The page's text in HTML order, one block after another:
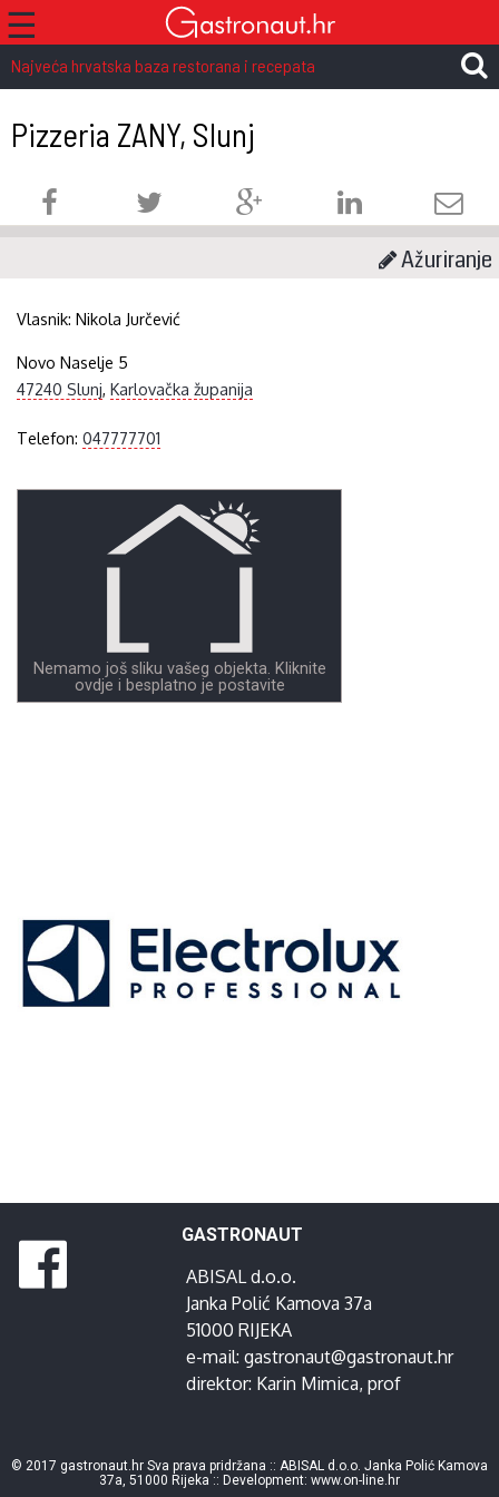
☰
Najveća hrvatska baza restorana i recepata
Pizzeria ZANY, Slunj
Ažuriranje
Vlasnik:Nikola Jurčević
Novo Naselje 5
47240 Slunj,Karlovačka županija
Telefon:047777701
Nemamo još sliku vašeg objekta. Kliknite
ovdje i besplatno je postavite
GASTRONAUT
ABISAL d.o.o.
Janka Polić Kamova 37a
51000 RIJEKA
e-mail: gastronaut@gastronaut.hr
direktor: Karin Mimica, prof
© 2017 gastronaut.hr Sva prava pridržana :: ABISAL d.o.o. Janka Polić Kamova
37a, 51000 Rijeka :: Development: www.on-line.hr